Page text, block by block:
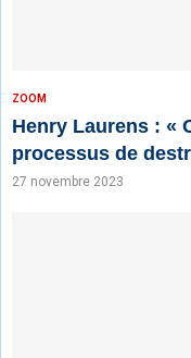
ZOOM
Henry Laurens : «
processus de
27 novembre 2023